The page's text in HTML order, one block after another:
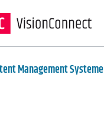
Management Systeme